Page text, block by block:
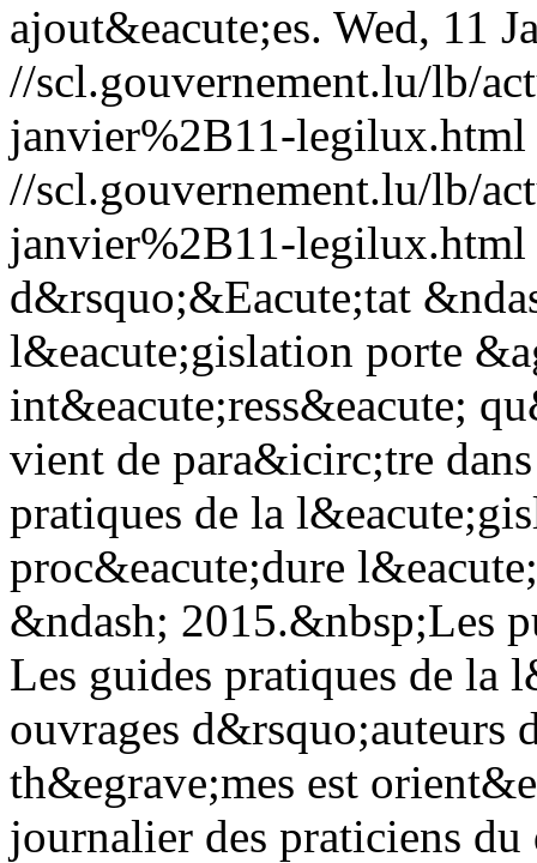
ajout&eacute;es. Wed, 11
//scl.gouvernement.lu/lb/
janvier%2B11-legilux.html
//scl.gouvernement.lu/lb/
janvier%2B11-legilux.html
d&rsquo;&Eacute;tat
l&eacute;gislation porte
int&eacute;ress&eacute;
vient de para&icirc;tre
pratiques de la
proc&eacute;dure
&ndash; 2015.&nbsp;Les
Les guides pratiques de la
ouvrages d&rsquo;auteurs
th&egrave;mes est
journalier des praticiens